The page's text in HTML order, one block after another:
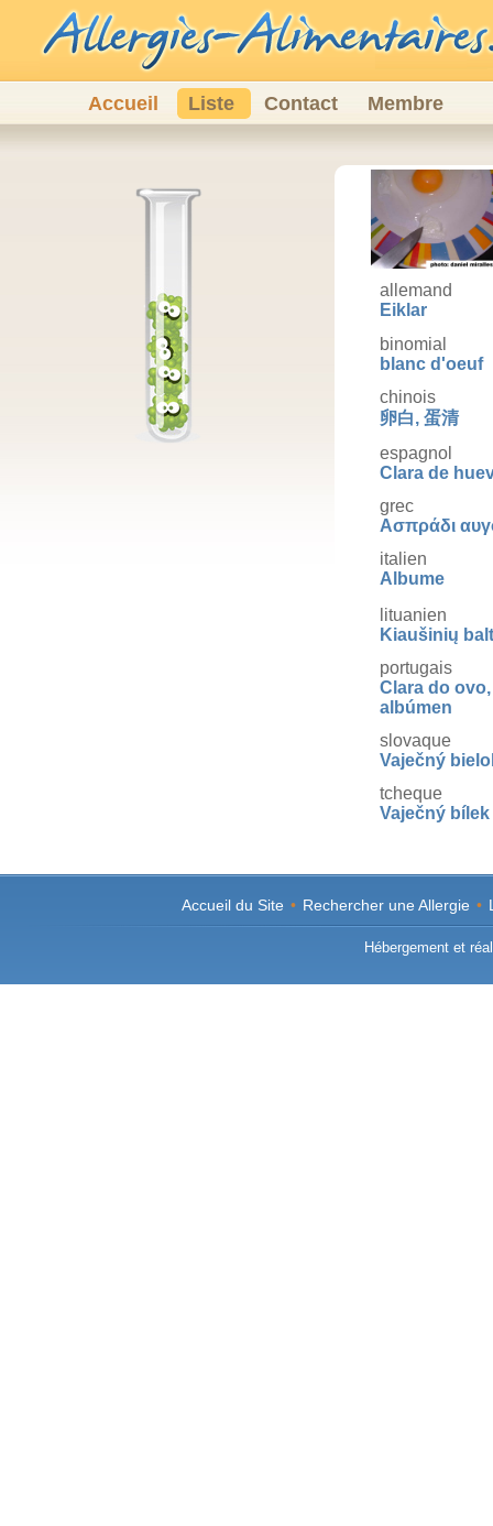
Accueil Liste Contact Membre
allemand
Eiklar
binomial
blanc d'oeuf
chinois
卵白, 蛋清
espagnol
Clara de
grec
Ασπράδι
italien
Albume
lituanien
Kiaušinių
portugais
Clara do ovo,
albúmen
slovaque
Vaječný
tcheque
Vaječný bílek
Accueil du Site • Rechercher une Allergie •
Hébergement et